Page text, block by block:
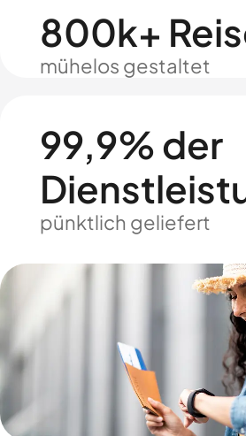
800k+
mühelos gestaltet
99,9% der
pünktlich geliefert